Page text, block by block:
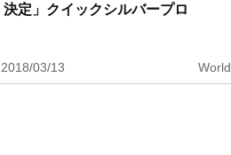
決定」クイックシルバープロ
2018/03/13 World